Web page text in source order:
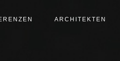
ARCHITEKTEN